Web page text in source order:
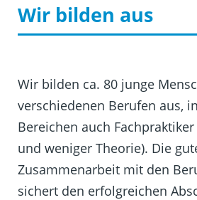
Wir bilden aus
Wir bilden ca. 80 junge
verschiedenen Berufen aus,
Bereichen auch
und weniger Theorie). Die
Zusammenarbeit mit den
sichert den erfolgreichen